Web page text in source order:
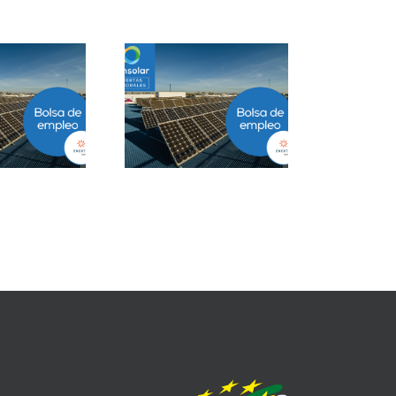
Manager
en Ciudad de
México
Closer B2B Energía
Grandes Cuentas en
Málaga